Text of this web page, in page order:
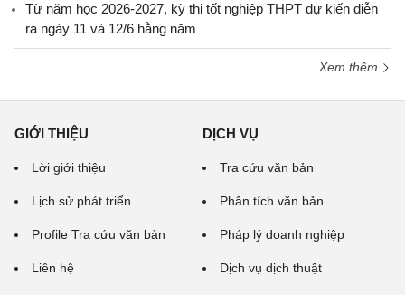
Từ năm học 2026-2027, kỳ thi tốt nghiệp THPT dự kiến diễn
ra ngày 11 và 12/6 hằng năm
Xem thêm
GIỚI THIỆU
Lời giới thiệu
Lịch sử phát triển
Profile Tra cứu văn bản
Liên hệ
DỊCH VỤ
Tra cứu văn bản
Phân tích văn bản
Pháp lý doanh nghiệp
Dịch vụ dịch thuật